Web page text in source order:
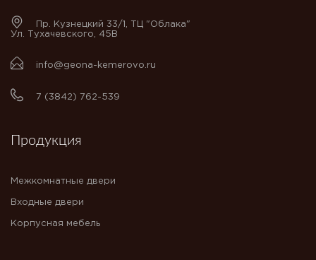
Пр. Кузнецкий 33/1, ТЦ "Облака"
Ул. Тухачевского, 45В
info@geona-kemerovo.ru
7 (3842) 762-539
Продукция
Межкомнатные двери
Входные двери
Корпусная мебель